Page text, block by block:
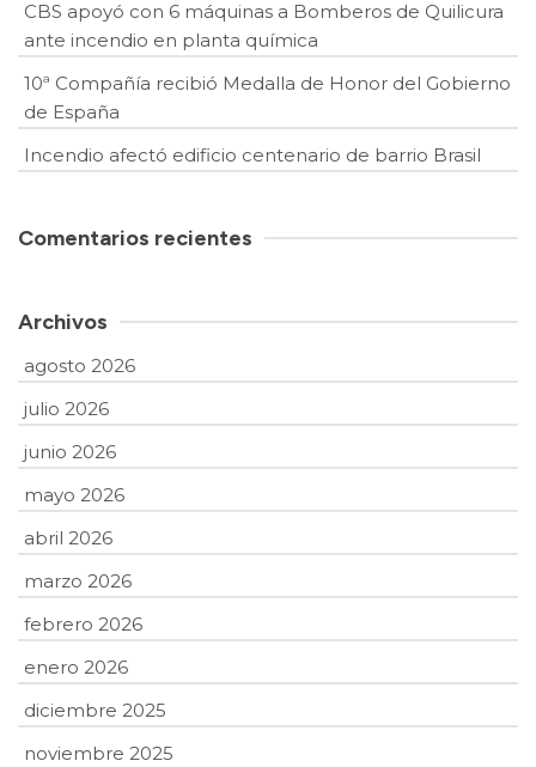
CBS apoyó con 6 máquinas a Bomberos de Quilicura
ante incendio en planta química
10ª Compañía recibió Medalla de Honor del Gobierno
de España
Incendio afectó edificio centenario de barrio Brasil
Comentarios recientes
Archivos
agosto 2026
julio 2026
junio 2026
mayo 2026
abril 2026
marzo 2026
febrero 2026
enero 2026
diciembre 2025
noviembre 2025